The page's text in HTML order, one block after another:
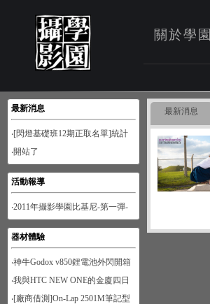
關於學園
最新消息
‧[閃燈基礎班12期正取名單]統計
至1月28日
‧開站了
活動報導
‧2011年攝影學園比基尼-第一彈-
南寮風情
器材體驗
‧神牛Godox v850鋰電池外閃開箱
‧我與HTC NEW ONE的金廈四日
遊
‧[廠商借測]On-Lap 2501M筆記型
最新消息